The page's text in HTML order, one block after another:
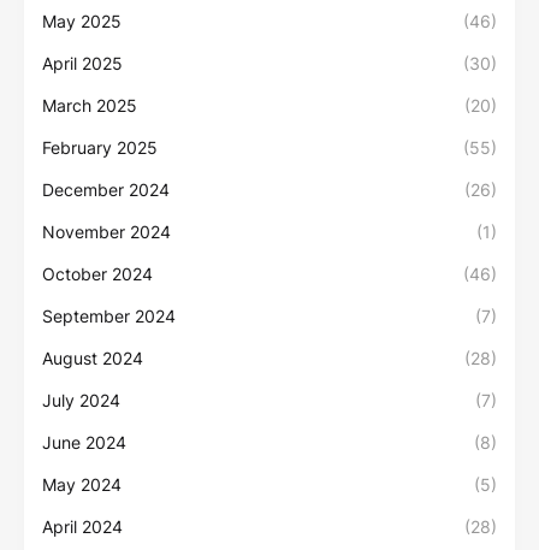
May 2025 (46)
April 2025 (30)
March 2025 (20)
February 2025 (55)
December 2024 (26)
November 2024 (1)
October 2024 (46)
September 2024 (7)
August 2024 (28)
July 2024 (7)
June 2024 (8)
May 2024 (5)
April 2024 (28)